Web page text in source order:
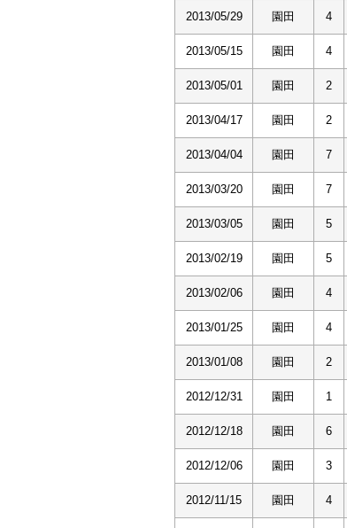
2013/05/29 園田 4
2013/05/15 園田 4
2013/05/01 園田 2
2013/04/17 園田 2
2013/04/04 園田 7
2013/03/20 園田 7
2013/03/05 園田 5
2013/02/19 園田 5
2013/02/06 園田 4
2013/01/25 園田 4
2013/01/08 園田 2
2012/12/31 園田 1
2012/12/18 園田 6
2012/12/06 園田 3
2012/11/15 園田 4